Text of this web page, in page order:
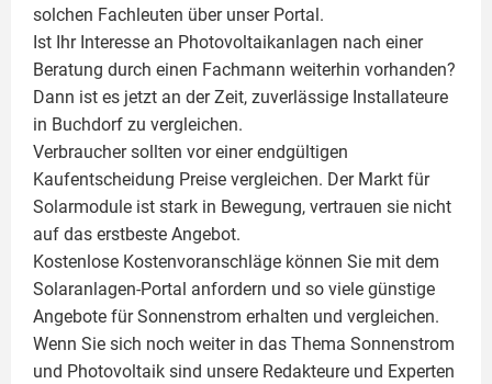
solchen Fachleuten über unser Portal.
Ist Ihr Interesse an Photovoltaikanlagen nach einer
Beratung durch einen Fachmann weiterhin vorhanden?
Dann ist es jetzt an der Zeit, zuverlässige Installateure
in Buchdorf zu vergleichen.
Verbraucher sollten vor einer endgültigen
Kaufentscheidung Preise vergleichen. Der Markt für
Solarmodule ist stark in Bewegung, vertrauen sie nicht
auf das erstbeste Angebot.
Kostenlose Kostenvoranschläge können Sie mit dem
Solaranlagen-Portal anfordern und so viele günstige
Angebote für Sonnenstrom erhalten und vergleichen.
Wenn Sie sich noch weiter in das Thema Sonnenstrom
und Photovoltaik sind unsere Redakteure und Experten